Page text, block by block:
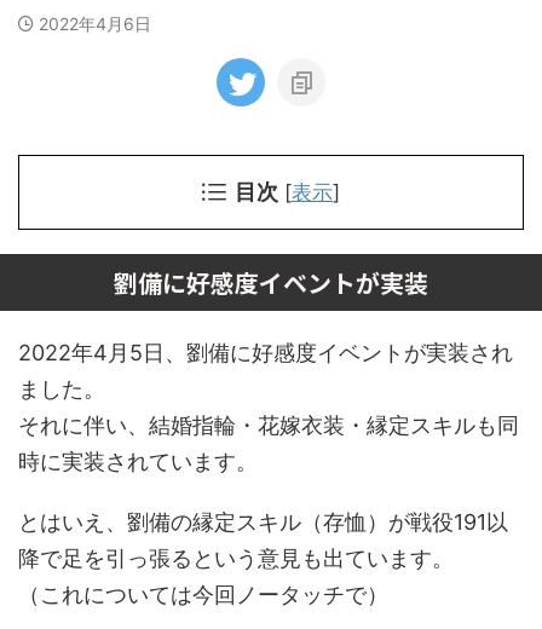
2022年4月6日
目次 [表示]
劉備に好感度イベントが実装
2022年4月5日、劉備に好感度イベントが実装され
ました。
それに伴い、結婚指輪・花嫁衣装・縁定スキルも同
時に実装されています。
とはいえ、劉備の縁定スキル（存恤）が戦役191以
降で足を引っ張るという意見も出ています。
（これについては今回ノータッチで）